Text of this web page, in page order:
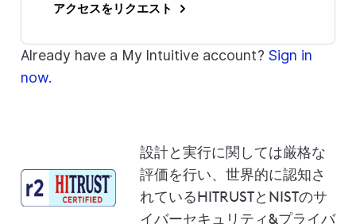
アクセスをリクエスト
Already have a My Intuitive account? Sign in
now.
設計と実行に関しては厳格な
評価を行い、世界的に認知さ
れているHITRUSTとNISTのサ
イバーセキュリティ&プライバ